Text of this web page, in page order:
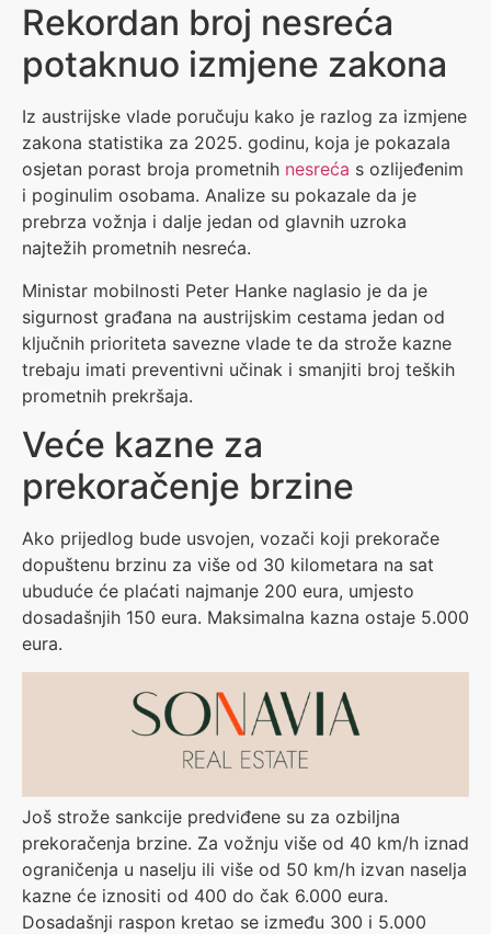
Rekordan broj nesreća
potaknuo izmjene zakona
Iz austrijske vlade poručuju kako je razlog za izmjene
zakona statistika za 2025. godinu, koja je pokazala
osjetan porast broja prometnih nesreća s ozlijeđenim
i poginulim osobama. Analize su pokazale da je
prebrza vožnja i dalje jedan od glavnih uzroka
najtežih prometnih nesreća.
Ministar mobilnosti Peter Hanke naglasio je da je
sigurnost građana na austrijskim cestama jedan od
ključnih prioriteta savezne vlade te da strože kazne
trebaju imati preventivni učinak i smanjiti broj teških
prometnih prekršaja.
Veće kazne za
prekoračenje brzine
Ako prijedlog bude usvojen, vozači koji prekorače
dopuštenu brzinu za više od 30 kilometara na sat
ubuduće će plaćati najmanje 200 eura, umjesto
dosadašnjih 150 eura. Maksimalna kazna ostaje 5.000
eura.
Još strože sankcije predviđene su za ozbiljna
prekoračenja brzine. Za vožnju više od 40 km/h iznad
ograničenja u naselju ili više od 50 km/h izvan naselja
kazne će iznositi od 400 do čak 6.000 eura.
Dosadašnji raspon kretao se između 300 i 5.000